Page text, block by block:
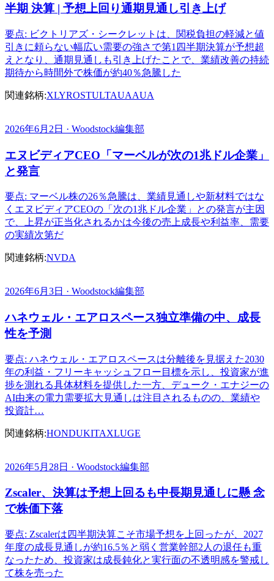
半期 決算 | 予想上回り通期見通し引き上げ
要点: ビクトリアズ・シークレットは、関税負担の軽減と値
引きに頼らない幅広い需要の強さで第1四半期決算が予想超
えとなり、通期見通しも引き上げたことで、業績改善の持続
期待から時間外で株価が約40％急騰した
関連銘柄:XLYROSTULTAUAAUA
2026年6月2日 · Woodstock編集部
エヌビディアCEO「マーベルが次の1兆ドル企業」
と発言
要点: マーベル株の26％急騰は、業績見通しや新材料ではな
くエヌビディアCEOの「次の1兆ドル企業」との発言が主因
で、上昇が正当化されるかは今後の売上成長や利益率、需要
の実績次第だ
関連銘柄:NVDA
2026年6月3日 · Woodstock編集部
ハネウェル・エアロスペース独立準備の中、成長
性を予測
要点: ハネウェル・エアロスペースは分離後を見据えた2030
年の利益・フリーキャッシュフロー目標を示し、投資家が進
捗を測れる具体材料を提供した一方、デューク・エナジーの
AI由来の電力需要拡大見通しは注目されるものの、業績や
投資計…
関連銘柄:HONDUKITAXLUGE
2026年5月28日 · Woodstock編集部
Zscaler、決算は予想上回るも中長期見通しに懸 念
で株価下落
要点: Zscalerは四半期決算こそ市場予想を上回ったが、2027
年度の成長見通しが約16.5％と弱く営業幹部2人の退任も重
なったため、投資家は成長鈍化と実行面の不透明感を警戒し
て株を売った